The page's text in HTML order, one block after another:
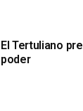
El Tertuliano
poder